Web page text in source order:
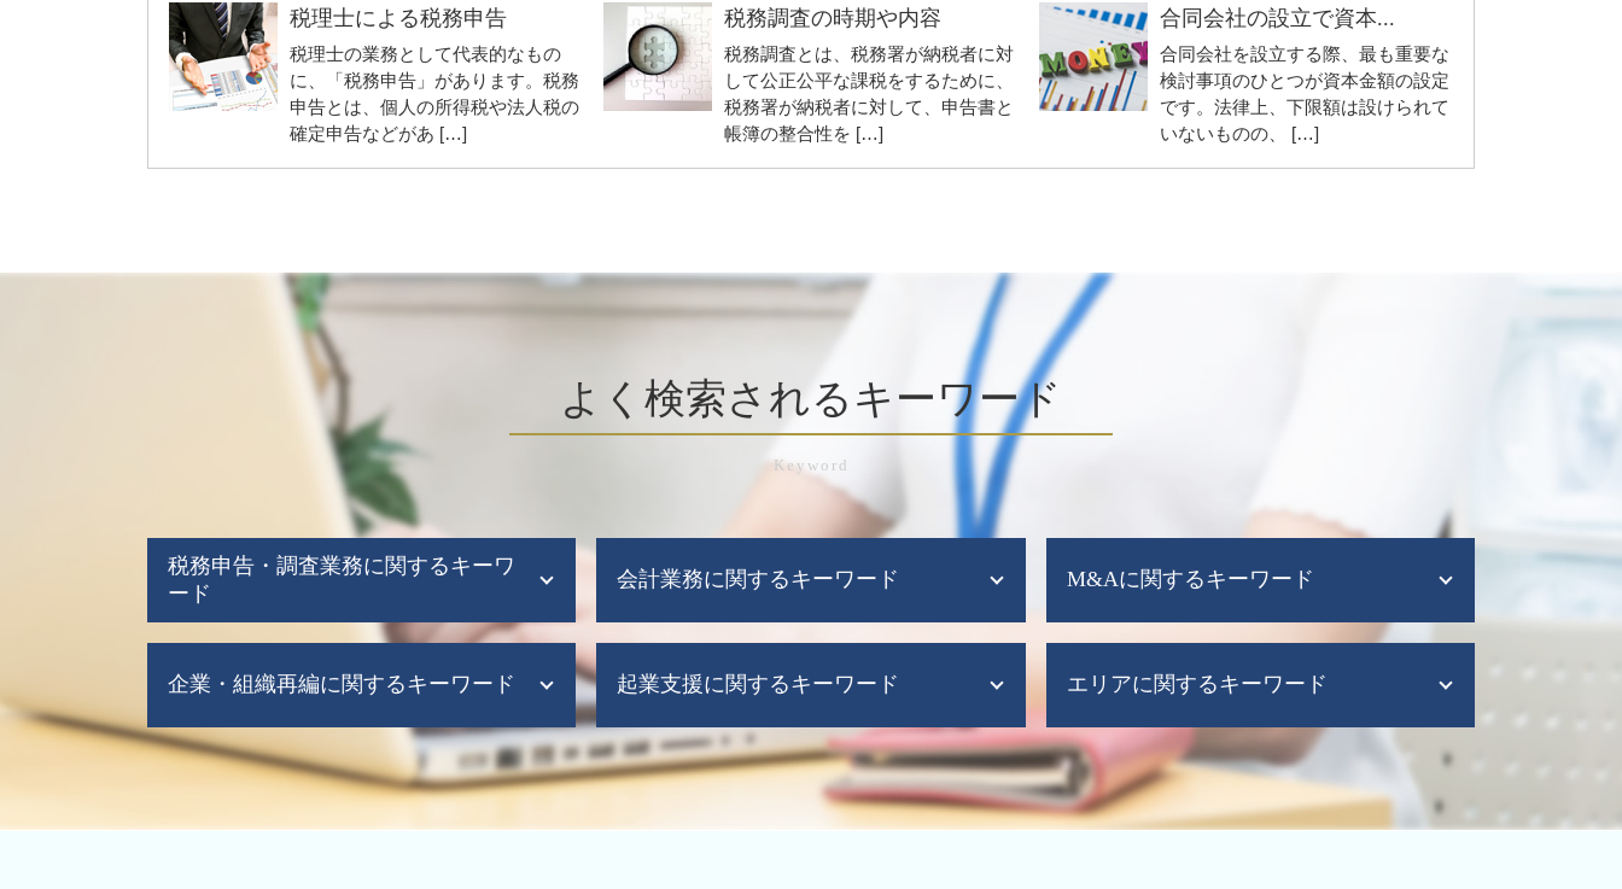
税理士による税務申告
税理士の業務として代表的なもの
に、「税務申告」があります。税務
申告とは、個人の所得税や法人税の
確定申告などがあ […]
税務調査の時期や内容
税務調査とは、税務署が納税者に対
して公正公平な課税をするために、
税務署が納税者に対して、申告書と
帳簿の整合性を […]
合同会社の設立で資本...
合同会社を設立する際、最も重要な
検討事項のひとつが資本金額の設定
です。法律上、下限額は設けられて
いないものの、 […]
よく検索されるキーワード
税務申告・調査業務に関するキーワ
ード
税務申告
税務調査 いくらから
税務調査 事前通知なし
会計業務に関するキーワード
税理士 記帳代行 相場
記帳代行
給与計算ソフト 導入メリット
M&Aに関するキーワード
m&a 問題
m&a 補助金
m&a 中小 企業
m&a 買収
企業・組織再編に関するキーワード
企業再編 組織再編
企業 再構築
起業支援に関するキーワード
起業支援 税理士
起業時 助成金
エリアに関するキーワード
会計業務 大阪市 税理士
税務調査 大阪市 北区
会計業務 大阪市